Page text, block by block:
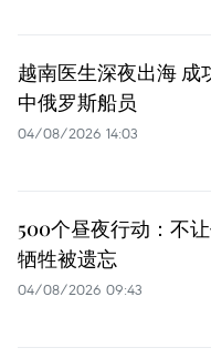
越南医生深夜出海 成
中俄罗斯船员
04/08/2026 14:03
500个昼夜行动：不
牺牲被遗忘
04/08/2026 09:43